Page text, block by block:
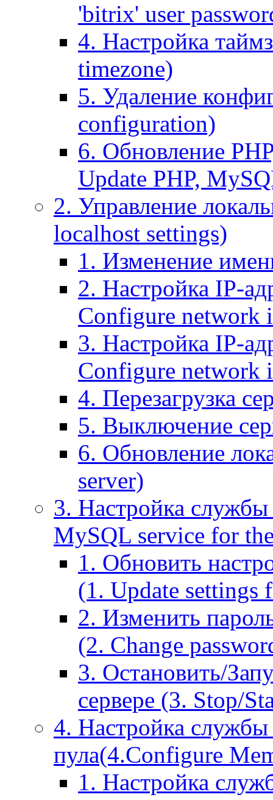
'bitrix' user
4. Настройка
timezone)
5. Удаление
configuration)
6. Обновление
Update PHP,
2. Управление
localhost settings)
1. Изменение
2. Настройка IP-
Configure network
3. Настройка IP-
Configure network
4. Перезагрузка
5. Выключение
6. Обновление
server)
3. Настройка
MySQL service for
1. Обновить
(1. Update settings
2. Изменить
(2. Change
3. Остановить/
сервере (3. Stop/
4. Настройка
пула(4.Configure
1. Настройка